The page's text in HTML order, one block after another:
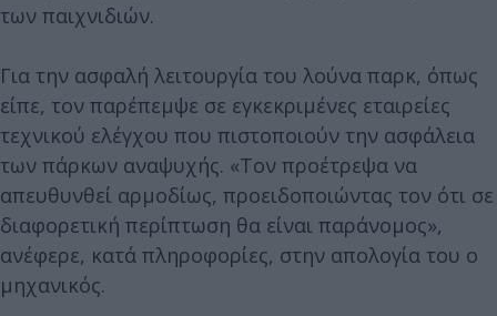
των παιχνιδιών.
Για την ασφαλή λειτουργία του λούνα παρκ, όπως
είπε, τον παρέπεμψε σε εγκεκριμένες εταιρείες
τεχνικού ελέγχου που πιστοποιούν την ασφάλεια
των πάρκων αναψυχής. «Τον προέτρεψα να
απευθυνθεί αρμοδίως, προειδοποιώντας τον ότι σε
διαφορετική περίπτωση θα είναι παράνομος»,
ανέφερε, κατά πληροφορίες, στην απολογία του ο
μηχανικός.